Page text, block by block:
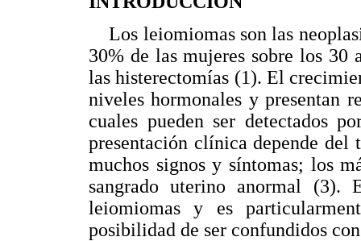
Los leiomiomas son las
30% de las mujeres sobre los 30
las histerectomías (1). El
niveles hormonales y presentan
cuales pueden ser detectados
presentación clínica depende del
muchos signos y síntomas; los
sangrado uterino anormal (3).
leiomiomas y es
posibilidad de ser confundidos